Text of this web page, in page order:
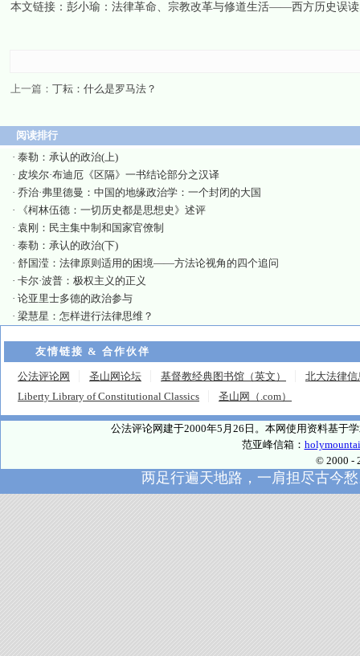
本文链接： 彭小瑜：法律革命、宗教改革与修道生活——西方历史误
上一篇： 丁耘：什么是罗马法？
阅读排行
· 泰勒：承认的政治(上)
· 皮埃尔·布迪厄《区隔》一书结论部分之汉译
· 乔治·弗里德曼：中国的地缘政治学：一个封闭的大国
·
《柯林伍德：一切历史都是思想史》述评
· 袁刚：民主集中制和国家官僚制
· 泰勒：承认的政治(下)
· 舒国滢：法律原则适用的困境——方法论视角的四个追问
· 卡尔·波普：极权主义的正义
· 论亚里士多德的政治参与
· 梁慧星：怎样进行法律思维？
友情链接 & 合作伙伴
公法评论网 圣山网论坛 基督教经典图书馆（英文）
北大法律信
Liberty Library of Constitutional Classics
圣山网（.com）
公法评论网建于2000年5月26日。本网使用资料基于
范亚峰信箱：
© 2000 -
两足行遍天地路，一肩担尽古今